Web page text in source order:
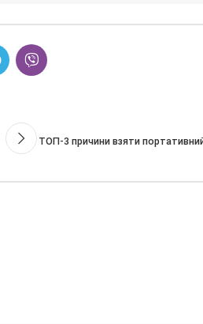
ТОП-3 причини взяти